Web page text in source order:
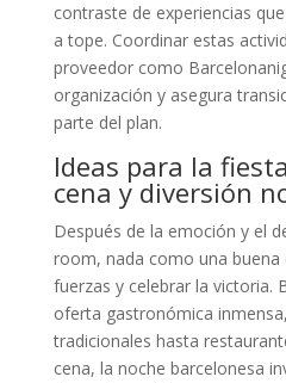
contraste de experiencias
a tope. Coordinar estas
proveedor como
organización y asegura
parte del plan.
Ideas para la
cena y diversión
Después de la emoción y el
room, nada como una buena
fuerzas y celebrar la victoria.
oferta gastronómica
tradicionales hasta
cena, la noche barcelonesa